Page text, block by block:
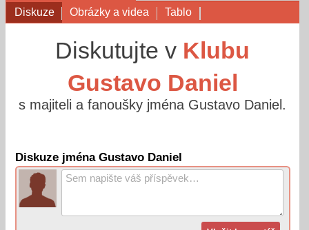
Diskuze
Obrázky a videa Tablo
Diskutujte v Klubu
Gustavo Daniel
s majiteli a fanoušky jména Gustavo Daniel.
Diskuze jména Gustavo Daniel